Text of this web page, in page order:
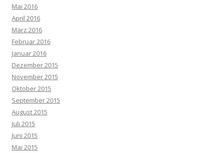
Mai 2016
April 2016
März 2016
Februar 2016
Januar 2016
Dezember 2015
November 2015
Oktober 2015
September 2015
August 2015
Juli 2015
Juni 2015
Mai 2015